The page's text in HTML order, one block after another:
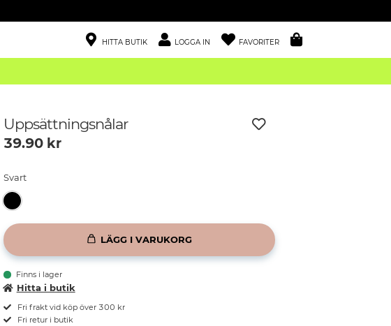
HITTA BUTIK LOGGA IN FAVORITER
Uppsättningsnålar
39.90kr
Svart
LÄGG I VARUKORG
Finns i lager
Hitta i butik
Fri frakt vid köp över 300 kr
Fri retur i butik